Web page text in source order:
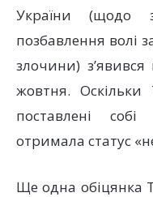
України (щодо
позбавлення волі
злочини)
жовтня.
поставлені
отримала статус
Ще одна